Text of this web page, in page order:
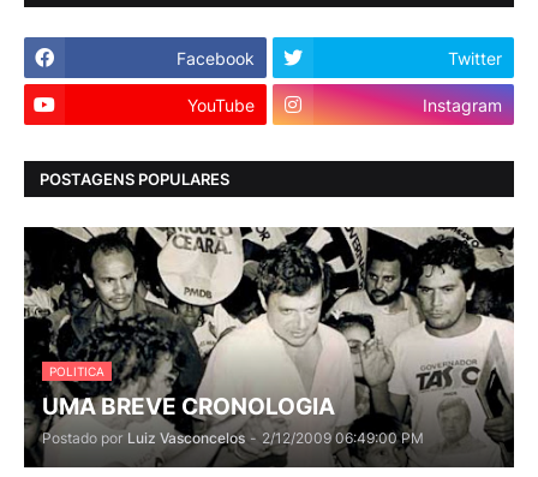
Facebook Twitter
YouTube Instagram
POSTAGENS POPULARES
POLITICA
UMA BREVE CRONOLOGIA
Postado por Luiz Vasconcelos - 2/12/2009 06:49:00 PM